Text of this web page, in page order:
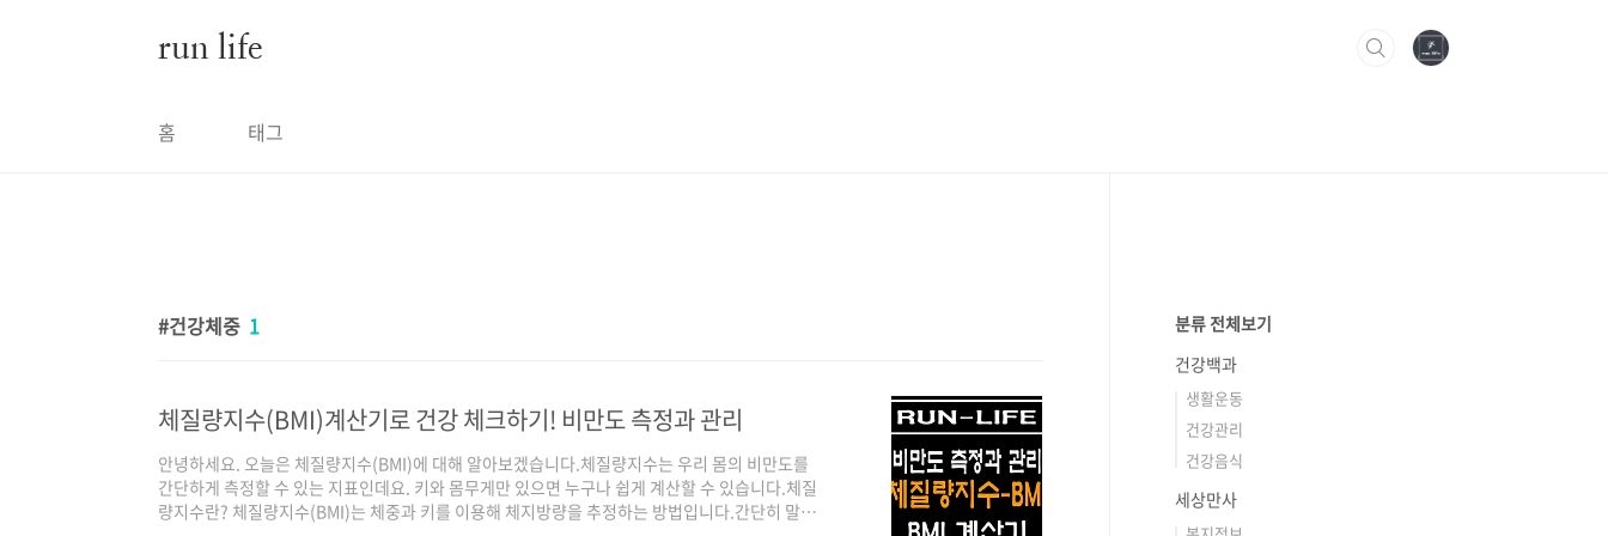
run life
홈 태그
건강체중 1
체질량지수(BMI)계산기로 건강 체크하기! 비만도 측정과 관리
안녕하세요. 오늘은 체질량지수(BMI)에 대해 알아보겠습니다.체질량지수는 우리 몸의 비만도를
간단하게 측정할 수 있는 지표인데요. 키와 몸무게만 있으면 누구나 쉽게 계산할 수 있습니다.체질
량지수란? 체질량지수(BMI)는 체중과 키를 이용해 체지방량을 추정하는 방법입니다.간단히 말해,
분류 전체보기
건강백과
생활운동
건강관리
건강음식
세상만사